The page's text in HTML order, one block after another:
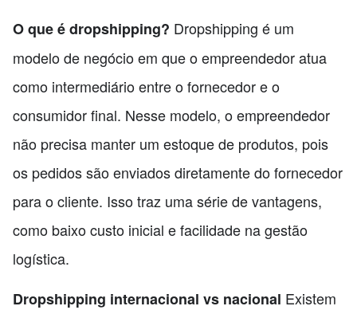
O que é dropshipping? Dropshipping é um
modelo de negócio em que o empreendedor atua
como intermediário entre o fornecedor e o
consumidor final. Nesse modelo, o empreendedor
não precisa manter um estoque de produtos, pois
os pedidos são enviados diretamente do fornecedor
para o cliente. Isso traz uma série de vantagens,
como baixo custo inicial e facilidade na gestão
logística.
Dropshipping internacional vs nacional Existem